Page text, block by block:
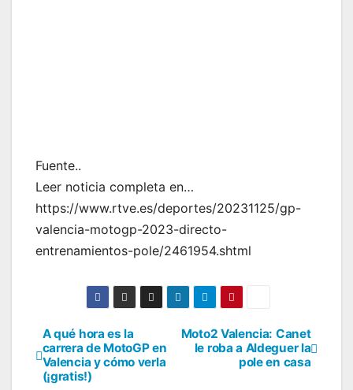
Fuente..
Leer noticia completa en…
https://www.rtve.es/deportes/20231125/gp-
valencia-motogp-2023-directo-
entrenamientos-pole/2461954.shtml
Navegación
de
Moto2 Valencia: Canet
le roba a Aldeguer la
pole en casa
A qué hora es la
carrera de MotoGP en
Valencia y cómo verla
(¡gratis!)